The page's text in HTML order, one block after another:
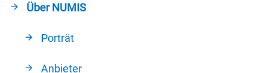
Über NUMIS
Porträt
Anbieter